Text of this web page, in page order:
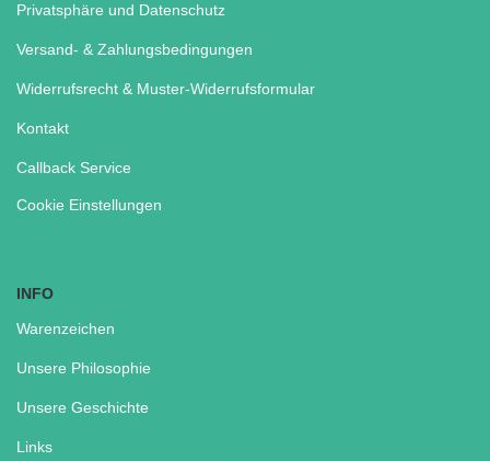
Privatsphäre und Datenschutz
Versand- & Zahlungsbedingungen
Widerrufsrecht & Muster-Widerrufsformular
Kontakt
Callback Service
Cookie Einstellungen
INFO
Warenzeichen
Unsere Philosophie
Unsere Geschichte
Links